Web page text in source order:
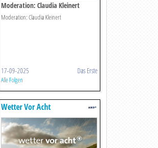
Moderation: Claudia Kleinert
Moderation: Claudia Kleinert
17-09-2025 Das Erste
Alle Folgen
Wetter Vor Acht